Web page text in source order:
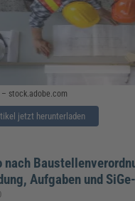
stock.adobe.com
jetzt herunterladen
nach
Aufgaben und